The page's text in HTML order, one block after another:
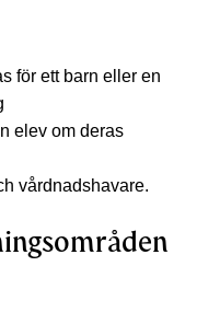
för ett barn eller en
elev om deras
vårdnadshavare.